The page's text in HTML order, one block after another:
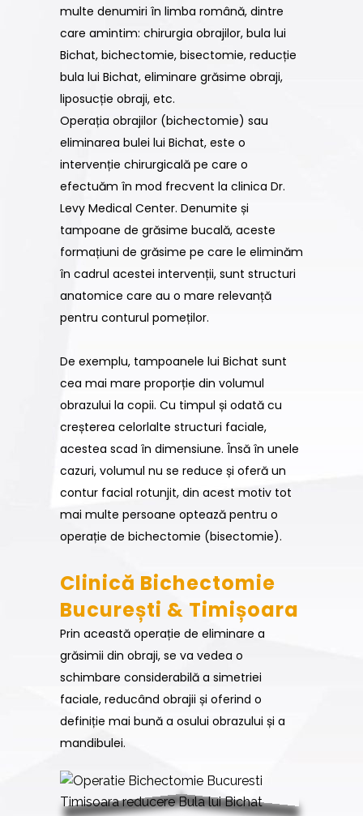
multe denumiri în limba română, dintre
care amintim: chirurgia obrajilor, bula lui
Bichat, bichectomie, bisectomie, reducție
bula lui Bichat, eliminare grăsime obraji,
liposucție obraji, etc.
Operația obrajilor (bichectomie) sau
eliminarea bulei lui Bichat, este o
intervenție chirurgicală pe care o
efectuăm în mod frecvent la clinica Dr.
Levy Medical Center. Denumite și
tampoane de grăsime bucală, aceste
formațiuni de grăsime pe care le eliminăm
în cadrul acestei intervenții, sunt structuri
anatomice care au o mare relevanță
pentru conturul pomeților.
De exemplu, tampoanele lui Bichat sunt
cea mai mare proporție din volumul
obrazului la copii. Cu timpul și odată cu
creșterea celorlalte structuri faciale,
acestea scad în dimensiune. Însă în unele
cazuri, volumul nu se reduce și oferă un
contur facial rotunjit, din acest motiv tot
mai multe persoane optează pentru o
operație de bichectomie (bisectomie).
Clinică Bichectomie
București & Timișoara
Prin această operație de eliminare a
grăsimii din obraji, se va vedea o
schimbare considerabilă a simetriei
faciale, reducând obrajii și oferind o
definiție mai bună a osului obrazului și a
mandibulei.